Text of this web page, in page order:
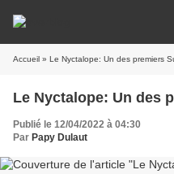
Accueil » Le Nyctalope: Un des premiers
Le Nyctalope: Un des
Publié le 12/04/2022 à 04:30
Par Papy Dulaut